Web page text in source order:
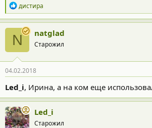
Р
е
а
к
ц
и
и
:
дистира
N natglad
Старожил
04.02.2018
Led_i, Ирина, а на ком еще
Led_i
Старожил